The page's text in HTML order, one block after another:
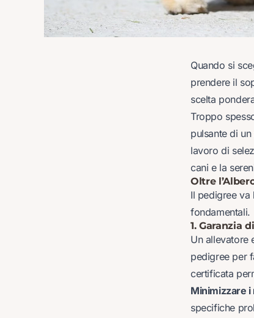
Quando si
prendere il
scelta
Troppo
pulsante di
lavoro di
cani e la
Oltre
Il pedigree va
fondamentali.
1. Garanzia
Un allevatore
pedigree per
certificata
Minimizzare
specifiche